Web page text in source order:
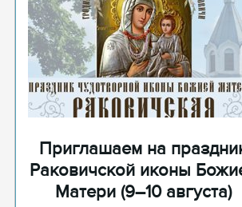
Приглашаем на
Раковичской иконы
Матери (9–10 августа)